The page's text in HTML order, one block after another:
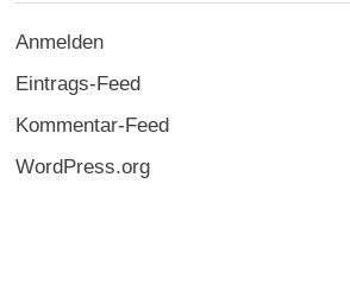
Anmelden
Eintrags-Feed
Kommentar-Feed
WordPress.org